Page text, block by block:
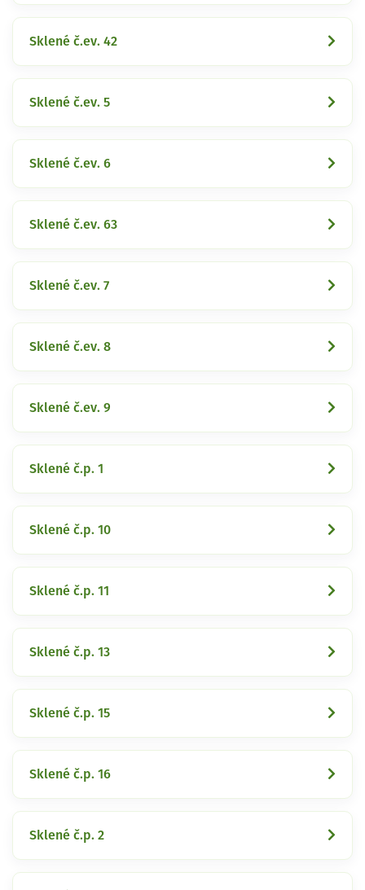
Sklené č.ev. 42
Sklené č.ev. 5
Sklené č.ev. 6
Sklené č.ev. 63
Sklené č.ev. 7
Sklené č.ev. 8
Sklené č.ev. 9
Sklené č.p. 1
Sklené č.p. 10
Sklené č.p. 11
Sklené č.p. 13
Sklené č.p. 15
Sklené č.p. 16
Sklené č.p. 2